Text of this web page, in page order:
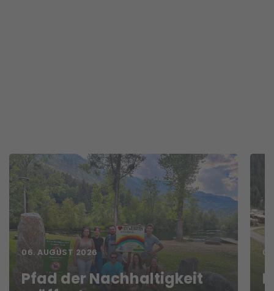
06. AUGUST 2026
Pfad der Nachhaltigkeit